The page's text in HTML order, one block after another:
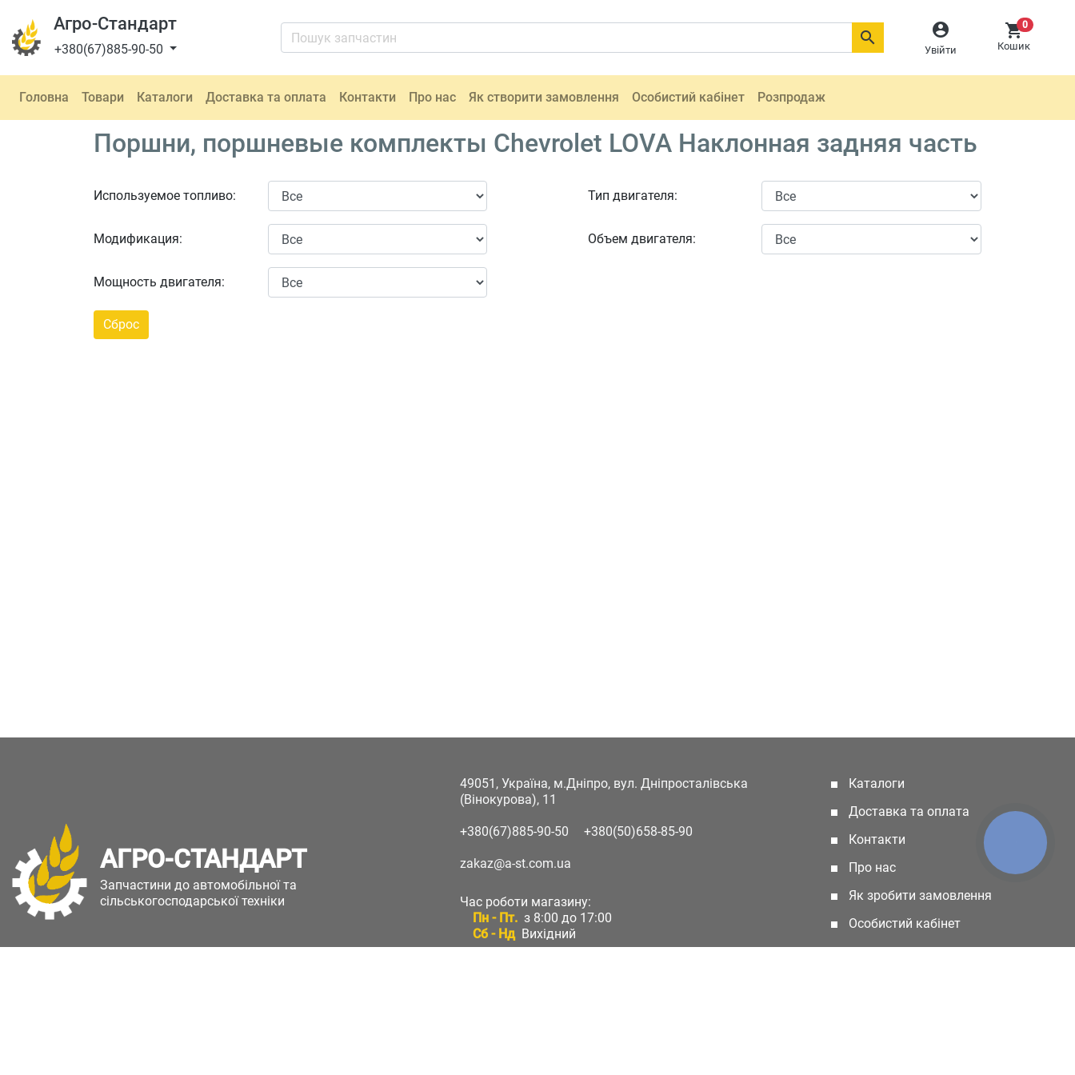
Агро-Стандарт
+380(67)885-90-50

Увійти
0
Кошик

Головна Товари Каталоги Доставка та оплата Контакти Про нас Як створити замовлення Особистий кабінет Розпродаж
Поршни, поршневые комплекты Chevrolet LOVA Наклонная задняя часть
Используемое топливо:
Модификация:
Мощность двигателя:
Тип двигателя:
Объем двигателя:
АГРО-СТАНДАРТ
Запчастини до автомобільної та
сільськогосподарської техніки
49051, Україна, м.Дніпро, вул. Дніпросталівська
(Вінокурова), 11
+380(67)885-90-50 +380(50)658-85-90
zakaz@a-st.com.ua
Час роботи магазину:
Пн - Пт. з 8:00 до 17:00
Сб - Нд Вихідний
Каталоги
Доставка та оплата
Контакти
Про нас
Як зробити замовлення
Особистий кабінет